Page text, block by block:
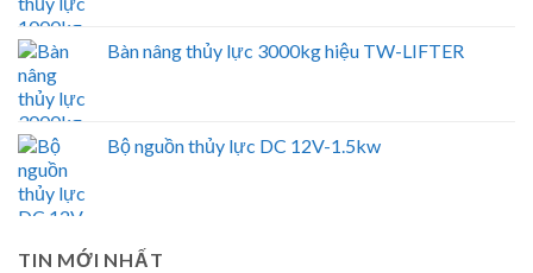
Bàn nâng thủy lực 3000kg hiệu TW-LIFTER
Bộ nguồn thủy lực DC 12V-1.5kw
TIN MỚI NHẤT